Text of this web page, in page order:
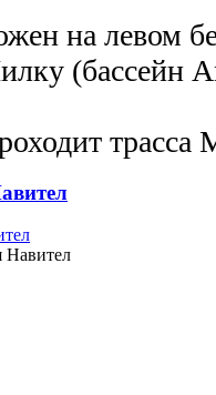
на левом
(бассейн
Навител